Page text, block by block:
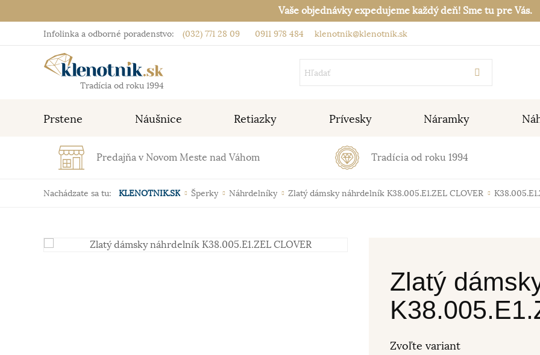
Vaše objednávky expedujeme každý deň! Sme tu pre Vás.
Infolinka a odborné poradenstvo: (032) 771 28 09 0911 978 484 klenotnik@klenotnik.sk
Tradícia od roku 1994
Prstene Náušnice Retiazky Prívesky Náramky
Predajňa v Novom Meste nad Váhom Tradícia od roku 1994
Nachádzate sa tu: KLENOTNIK.SK Šperky Náhrdelníky Zlatý dámsky náhrdelník K38.005.E1.ZEL CLOVER
Zlatý
Zvoľte variant